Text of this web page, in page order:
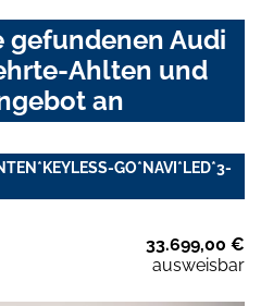
gefundenen Audi
Ahlten und
an
GO*NAVI*LED*3-
33.699,00 €
ausweisbar